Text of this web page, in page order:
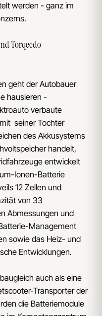
werden - ganz im
Torqeedo-
geht der Autobauer
hausieren -
verbaute
seiner Tochter
des Akkusystems
handelt,
entwickelt
Ionen-Batterie
12 Zellen und
von 33
Abmessungen und
Management
sowie das Heiz- und
Entwicklungen.
auch als eine
Transporter der
die Batteriemodule